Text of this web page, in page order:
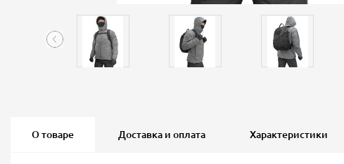
О товаре Доставка и оплата Характеристики